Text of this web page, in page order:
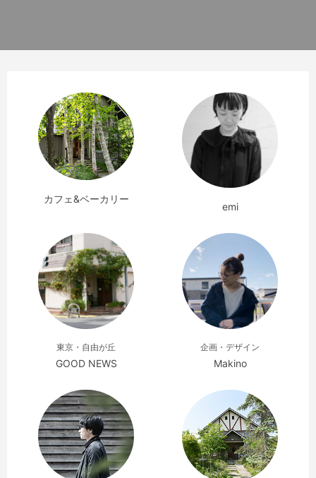
カフェ&ベーカリー
emi
東京・自由が丘
GOOD NEWS
企画・デザイン
Makino